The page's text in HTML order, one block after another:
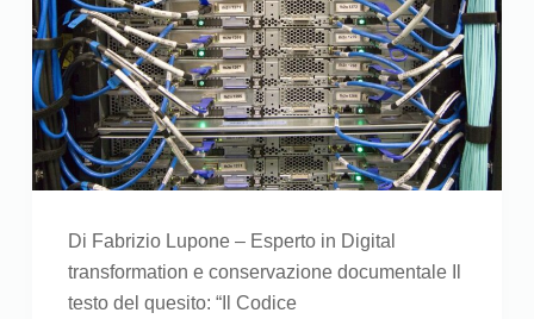
Di Fabrizio Lupone – Esperto in Digital
transformation e conservazione documentale Il
testo del quesito: “Il Codice